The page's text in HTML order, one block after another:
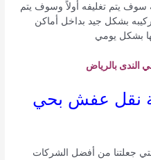
يتم تغليفه أولاً وسوف يتم
بشكل جيد بداخل أماكن
بشكل يومي
الندى بالرياض
نقل عفش بحي
التي جعلتنا من أفضل الشركات